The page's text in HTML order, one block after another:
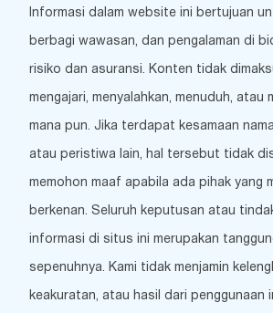
Informasi dalam website ini bertujuan
berbagi wawasan, dan pengalaman di
risiko dan asuransi. Konten tidak
mengajari, menyalahkan, menuduh, atau
mana pun. Jika terdapat kesamaan
atau peristiwa lain, hal tersebut tidak
memohon maaf apabila ada pihak yang
berkenan. Seluruh keputusan atau
informasi di situs ini merupakan
sepenuhnya. Kami tidak menjamin
keakuratan, atau hasil dari penggunaan